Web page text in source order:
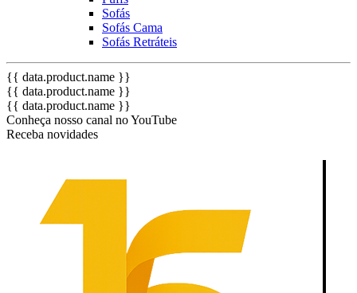
Sofás
Sofás Cama
Sofás Retráteis
{{ data.product.name }}
{{ data.product.name }}
{{ data.product.name }}
Conheça nosso canal no YouTube
Receba novidades